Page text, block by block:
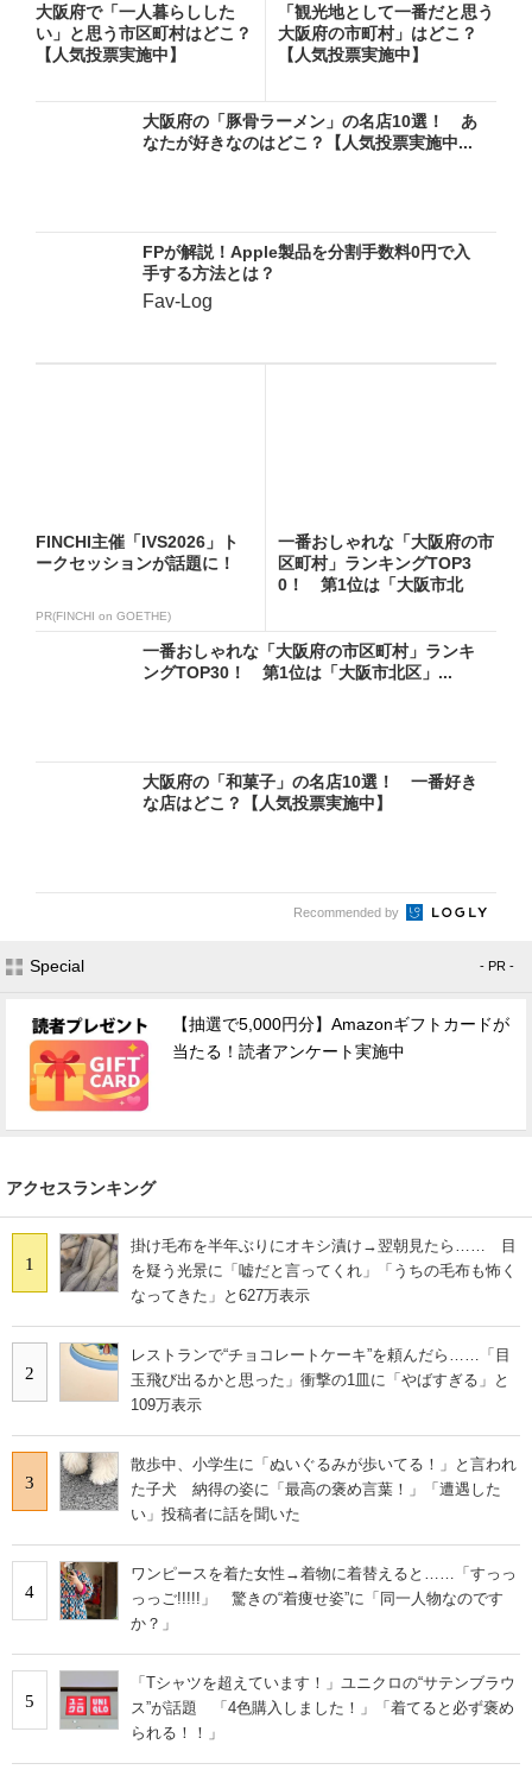
大阪府で「一人暮らしした
い」と思う市区町村はどこ？
【人気投票実施中】
「観光地として一番だと思う
大阪府の市町村」はどこ？
【人気投票実施中】
大阪府の「豚骨ラーメン」の名店10選！ あ
なたが好きなのはどこ？【人気投票実施中...
FPが解説！Apple製品を分割手数料0円で入
手する方法とは？
Fav-Log
FINCHI主催「IVS2026」ト
ークセッションが話題に！
PR(FINCHI on GOETHE)
一番おしゃれな「大阪府の市
区町村」ランキングTOP3
0！ 第1位は「大阪市北
一番おしゃれな「大阪府の市区町村」ランキ
ングTOP30！ 第1位は「大阪市北区」...
大阪府の「和菓子」の名店10選！ 一番好き
な店はどこ？【人気投票実施中】
Recommended by
Special - PR -
【抽選で5,000円分】Amazonギフトカードが
当たる！読者アンケート実施中
アクセスランキング
1
掛け毛布を半年ぶりにオキシ漬け→翌朝見たら…… 目
を疑う光景に「嘘だと言ってくれ」「うちの毛布も怖く
なってきた」と627万表示
2
レストランで“チョコレートケーキ”を頼んだら……「目
玉飛び出るかと思った」衝撃の1皿に「やばすぎる」と
109万表示
3
散歩中、小学生に「ぬいぐるみが歩いてる！」と言われ
た子犬 納得の姿に「最高の褒め言葉！」「遭遇した
い」投稿者に話を聞いた
4
ワンピースを着た女性→着物に着替えると……「すっっ
っっご!!!!!」 驚きの“着痩せ姿”に「同一人物なのです
か？」
5
「Tシャツを超えています！」ユニクロの“サテンブラウ
ス”が話題 「4色購入しました！」「着てると必ず褒め
られる！！」